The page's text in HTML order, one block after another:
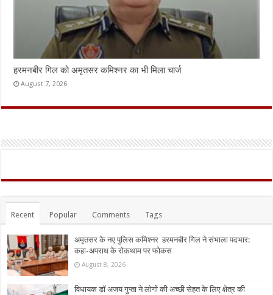
हरमनबीर गिल को अमृतसर कमिश्नर का भी मिला चार्ज
August 7, 2026
Recent Popular Comments Tags
अमृतसर के नए पुलिस कमिश्नर हरमनबीर गिल ने संभाला पदभार:
कहा-अपराध के रोकथाम पर फोकस
August 8, 2026
विधायक डॉ अजय गुप्ता ने लोगों की अच्छी सेहत के लिए क्षेत्र की